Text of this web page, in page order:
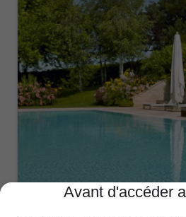
Avant d'accéder